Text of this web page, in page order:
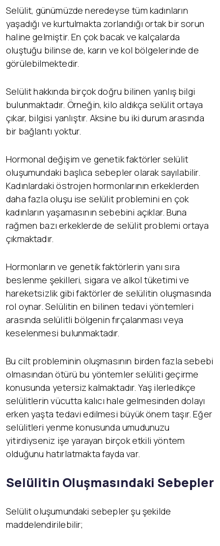
Selülit, günümüzde neredeyse tüm kadınların
yaşadığı ve kurtulmakta zorlandığı ortak bir sorun
haline gelmiştir. En çok bacak ve kalçalarda
oluştuğu bilinse de, karın ve kol bölgelerinde de
görülebilmektedir.
Selülit hakkında birçok doğru bilinen yanlış bilgi
bulunmaktadır. Örneğin, kilo aldıkça selülit ortaya
çıkar, bilgisi yanlıştır. Aksine bu iki durum arasında
bir bağlantı yoktur.
Hormonal değişim ve genetik faktörler selülit
oluşumundaki başlıca sebepler olarak sayılabilir.
Kadınlardaki östrojen hormonlarının erkeklerden
daha fazla oluşu ise selülit problemini en çok
kadınların yaşamasının sebebini açıklar. Buna
rağmen bazı erkeklerde de selülit problemi ortaya
çıkmaktadır.
Hormonların ve genetik faktörlerin yanı sıra
beslenme şekilleri, sigara ve alkol tüketimi ve
hareketsizlik gibi faktörler de selülitin oluşmasında
rol oynar. Selülitin en bilinen tedavi yöntemleri
arasında selülitli bölgenin fırçalanması veya
keselenmesi bulunmaktadır.
Bu cilt probleminin oluşmasının birden fazla sebebi
olmasından ötürü bu yöntemler selüliti geçirme
konusunda yetersiz kalmaktadır. Yaş ilerledikçe
selülitlerin vücutta kalıcı hale gelmesinden dolayı
erken yaşta tedavi edilmesi büyük önem taşır. Eğer
selülitleri yenme konusunda umudunuzu
yitirdiyseniz işe yarayan birçok etkili yöntem
olduğunu hatırlatmakta fayda var.
Selülitin Oluşmasındaki Sebepler
Selülit oluşumundaki sebepler şu şekilde
maddelendirilebilir;